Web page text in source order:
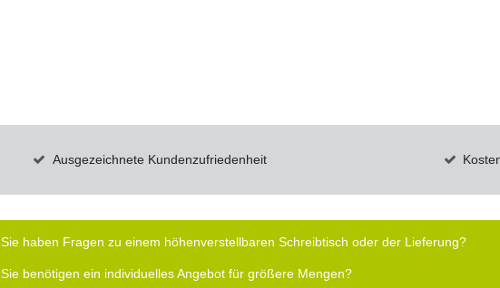
Ausgezeichnete Kundenzufriedenheit
Sie haben Fragen zu einem höhenverstellbaren Schreibtisch oder der Lieferung?
Sie benötigen ein individuelles Angebot für größere Mengen?